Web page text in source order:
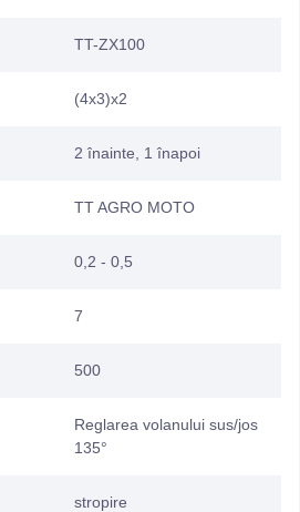
TT-ZX100
(4x3)x2
2 înainte, 1 înapoi
TT AGRO MOTO
0,2 - 0,5
7
500
Reglarea volanului sus/jos
135°
stropire